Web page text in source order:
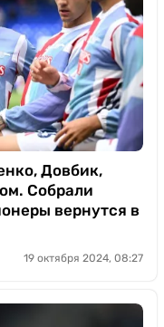
Довбик,
Собрали
вернутся в
19 октября 2024, 08:27